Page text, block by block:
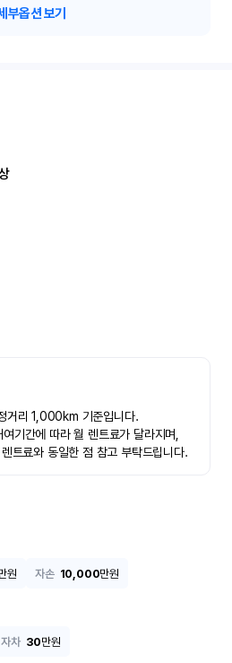
부옵션 보기
거리 1,000km 기준입니다.
기간에 따라 월 렌트료가 달라지며,
트료와 동일한 점 참고 부탁드립니다.
원 자손 10,000만원
자차 30만원